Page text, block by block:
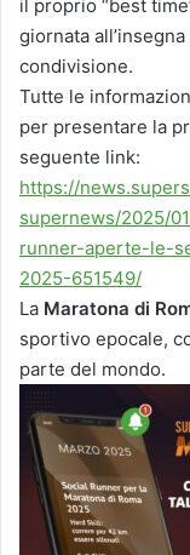
il proprio “best
giornata
condivisione.
Tutte le
per presentare la
seguente link:
https://
supernews/2025/
runner-aperte-le-
2025-651549/
La Maratona di
sportivo epocale,
parte del mondo.